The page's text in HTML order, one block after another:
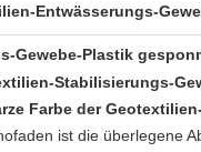
Entwässerungs-
Gewebe-Plastik
Stabilisierungs-
Farbe der
ist die überlegene